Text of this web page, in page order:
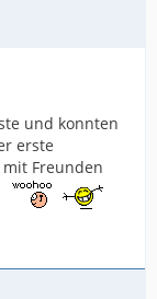
und konnten
erste
Freunden